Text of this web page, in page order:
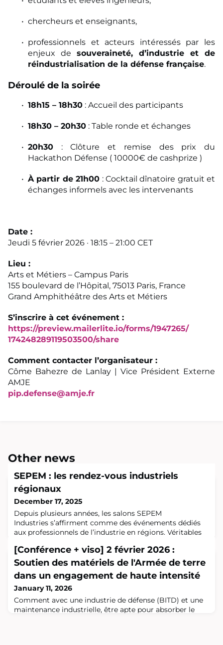
chercheurs et enseignants,
professionnels et acteurs intéressés par les
enjeux de souveraineté, d’industrie et de
réindustrialisation de la défense française.
Déroulé de la soirée
18h15 – 18h30 : Accueil des participants
18h30 – 20h30 : Table ronde et échanges
20h30 : Clôture et remise des prix du
Hackathon Défense ( 10000€ de cashprize )
À partir de 21h00 : Cocktail dînatoire gratuit et
échanges informels avec les intervenants
Date :
Jeudi 5 février 2026 · 18:15 – 21:00 CET
Lieu :
Arts et Métiers – Campus Paris
155 boulevard de l’Hôpital, 75013 Paris, France
Grand Amphithéâtre des Arts et Métiers
S’inscrire à cet événement :
https://preview.mailerlite.io/forms/1947265/
174248289119503500/share
Comment contacter l’organisateur :
Côme Bahezre de Lanlay | Vice Président Externe
AMJE
pip.defense@amje.fr
Other news
SEPEM : les rendez-vous industriels
régionaux
December 17, 2025
Depuis plusieurs années, les salons SEPEM
Industries s’affirment comme des événements dédiés
aux professionnels de l’industrie en régions. Véritables
rassemblent à chaque édition les acteurs majeurs de la
production, de la maintenance, des services à l’industrie
et de l’innovation technologique, au plus près des
réalités locales. En 2026, les SEPEM pour
[Conférence + viso] 2 février 2026 :
Soutien des matériels de l'Armée de terre
dans un engagement de haute intensité
January 11, 2026
Comment avec une industrie de défense (BITD) et une
maintenance industrielle, être apte pour absorber le